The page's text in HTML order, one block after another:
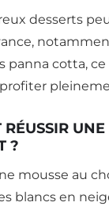
desserts
panna cotta,
?
mousse au
blancs en